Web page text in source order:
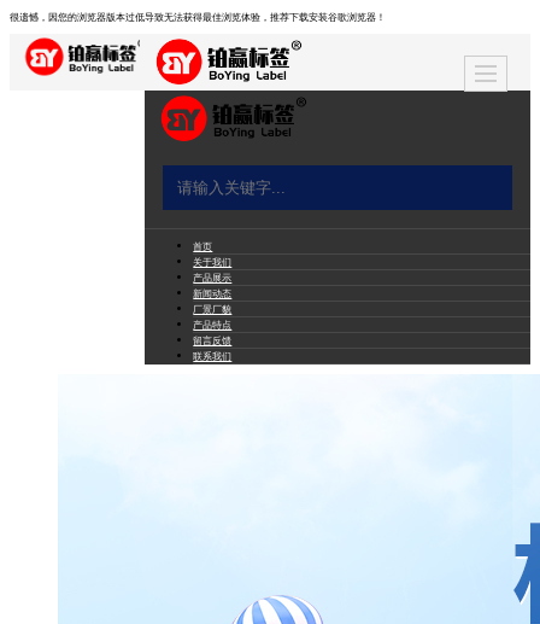
很遗憾，因您的浏览器版本过低导致无法获得最佳浏览体验，推荐下载安装谷歌浏览器！
首页
关于我们
产品展示
新闻动态
厂景厂貌
产品特点
留言反馈
联系我们